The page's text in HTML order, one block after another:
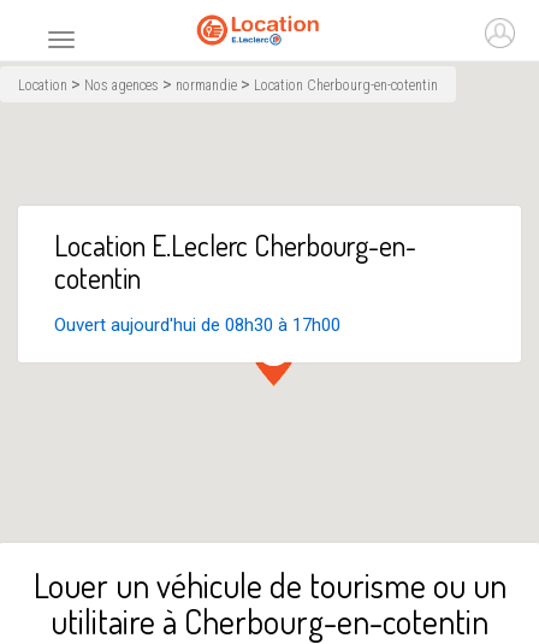
Menu principal
Accueil
Location > Nos agences > normandie > Location Cherbourg-en-cotentin
Location E.Leclerc Cherbourg-en-
cotentin
Ouvert aujourd'hui de 08h30 à 17h00
Louer un véhicule de tourisme ou un
utilitaire à Cherbourg-en-cotentin